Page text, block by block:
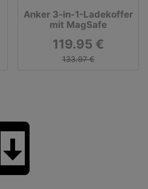
Anker 3-in-1-Ladekoffer
mit MagSafe
119.95 €
133.97 €
system_update